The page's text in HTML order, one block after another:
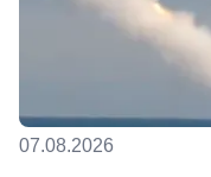
07.08.2026